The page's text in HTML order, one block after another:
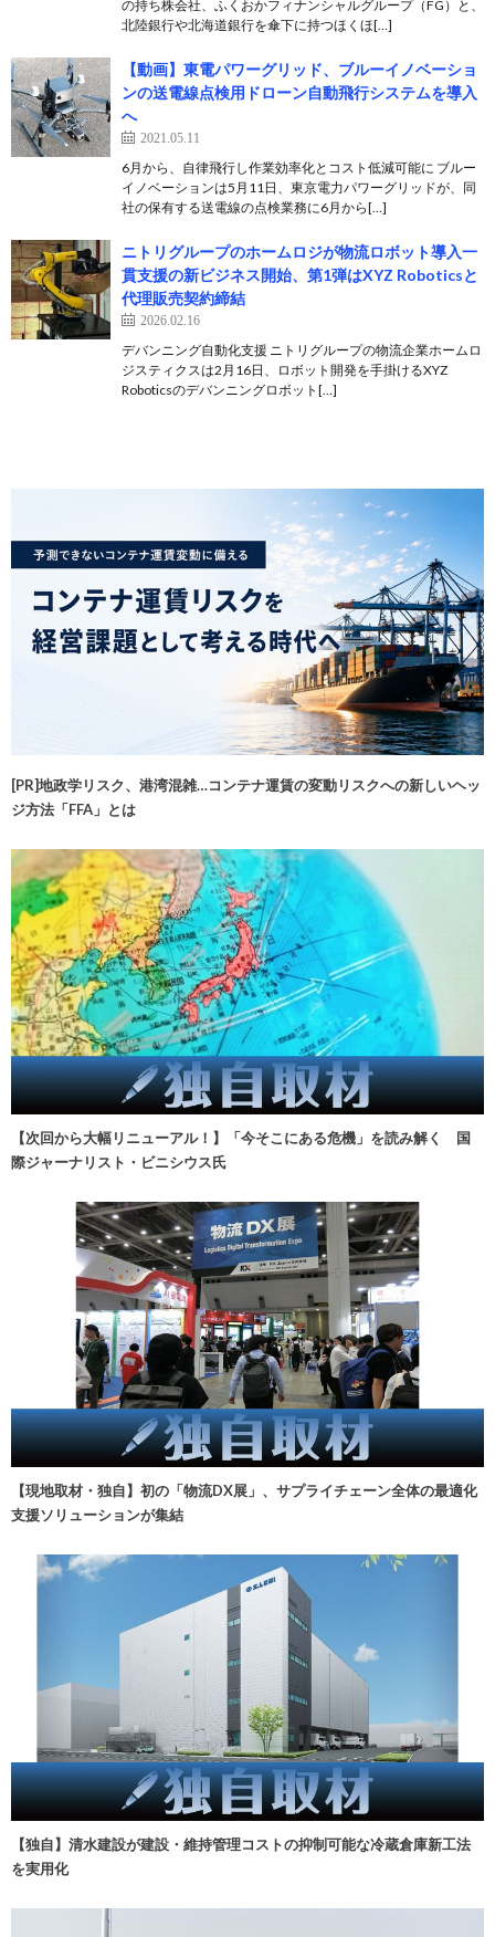
の持ち株会社、ふくおかフィナンシャルグループ（FG）と、
北陸銀行や北海道銀行を傘下に持つほくほ[…]
【動画】東電パワーグリッド、ブルーイノベーショ
ンの送電線点検用ドローン自動飛行システムを導入
へ
2021.05.11
6月から、自律飛行し作業効率化とコスト低減可能に ブルー
イノベーションは5月11日、東京電力パワーグリッドが、同
社の保有する送電線の点検業務に6月から[…]
ニトリグループのホームロジが物流ロボット導入一
貫支援の新ビジネス開始、第1弾はXYZ Roboticsと
代理販売契約締結
2026.02.16
デバンニング自動化支援 ニトリグループの物流企業ホームロ
ジスティクスは2月16日、ロボット開発を手掛けるXYZ
Roboticsのデバンニングロボット[…]
[PR]地政学リスク、港湾混雑…コンテナ運賃の変動リスクへの新しいヘッ
ジ方法「FFA」とは
【次回から大幅リニューアル！】「今そこにある危機」を読み解く 国
際ジャーナリスト・ビニシウス氏
【現地取材・独自】初の「物流DX展」、サプライチェーン全体の最適化
支援ソリューションが集結
【独自】清水建設が建設・維持管理コストの抑制可能な冷蔵倉庫新工法
を実用化